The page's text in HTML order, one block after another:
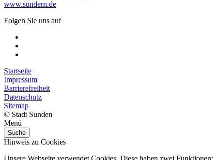
www.sundern.de
Folgen Sie uns auf
Startseite
Impressum
Barrierefreiheit
Datenschutz
Sitemap
© Stadt Sunden
Menü
Suche
Hinweis zu Cookies
Unsere Webseite verwendet Cookies. Diese haben zwei Funktionen: